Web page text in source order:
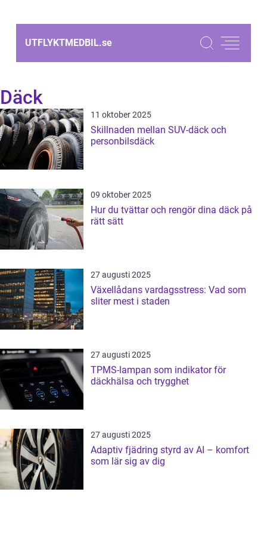
UTFLYKTMEDBIL.se
Däck
11 oktober 2025
Skillnaden mellan SUV-däck och
personbilsdäck
09 oktober 2025
Hur du tvättar och rengör dina däck på
rätt sätt
27 augusti 2025
Växellådans vardagsstress: Vad som
sliter mest i staden
27 augusti 2025
TPMS-lampan som indikator för
däckhälsa och trygghet
27 augusti 2025
Adaptiv fjädring styrd av AI – komfort
som lär sig av dig